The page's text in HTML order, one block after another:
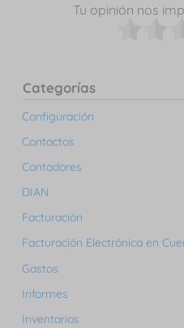
Tu opinión nos
Categorías
Configuración
Contactos
Contadores
DIAN
Facturación
Facturación Electrónica en
Gastos
Informes
Inventarios